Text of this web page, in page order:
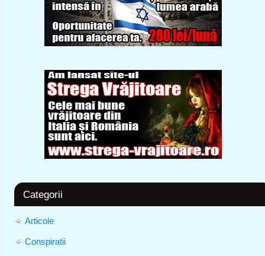
Categorii
Articole
Conspiratii